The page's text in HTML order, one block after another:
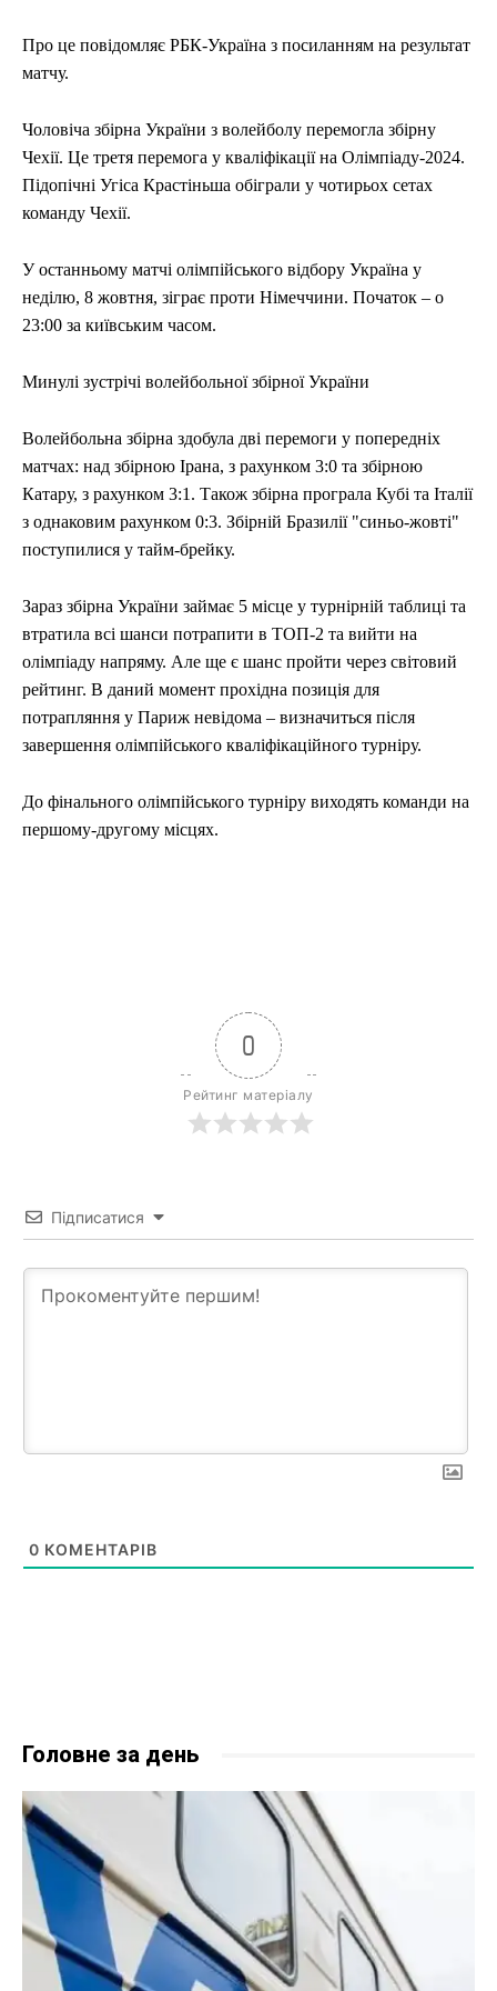
Про це повідомляє РБК-Україна з посиланням на результат
матчу.
Чоловіча збірна України з волейболу перемогла збірну
Чехії. Це третя перемога у кваліфікації на Олімпіаду-2024.
Підопічні Угіса Крастіньша обіграли у чотирьох сетах
команду Чехії.
У останньому матчі олімпійського відбору Україна у
неділю, 8 жовтня, зіграє проти Німеччини. Початок – о
23:00 за київським часом.
Минулі зустрічі волейбольної збірної України
Волейбольна збірна здобула дві перемоги у попередніх
матчах: над збірною Ірана, з рахунком 3:0 та збірною
Катару, з рахунком 3:1. Також збірна програла Кубі та Італії
з однаковим рахунком 0:3. Збірній Бразилії "синьо-жовті"
поступилися у тайм-брейку.
Зараз збірна України займає 5 місце у турнірній таблиці та
втратила всі шанси потрапити в ТОП-2 та вийти на
олімпіаду напряму. Але ще є шанс пройти через світовий
рейтинг. В даний момент прохідна позиція для
потрапляння у Париж невідома – визначиться після
завершення олімпійського кваліфікаційного турніру.
До фінального олімпійського турніру виходять команди на
першому-другому місцях.
0
Рейтинг матеріалу
Підписатися
0 КОМЕНТАРІВ
Головне за день